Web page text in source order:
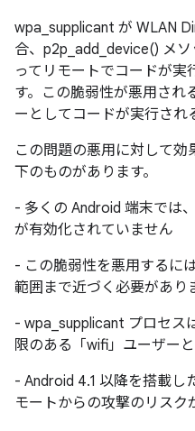
wpa_supplicant が WLAN
合、p2p_add_device() メ
ってリモートでコードが実
す。この脆弱性が悪用され
ーとしてコードが実行され
この問題の悪用に対して
下のものがあります。
- 多くの Android 端末では
が有効化されていません
- この脆弱性を悪用するに
範囲まで近づく必要があり
- wpa_supplicant プロセス
限のある「wifi」ユーザー
- Android 4.1 以降を搭載し
モートからの攻撃のリスク